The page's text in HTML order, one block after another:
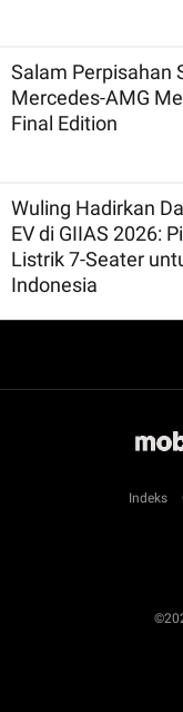
Salam Perpisahan
Mercedes-AMG
Final Edition
Wuling Hadirkan
EV di GIIAS 2026:
Listrik 7-Seater
Indonesia
Indeks